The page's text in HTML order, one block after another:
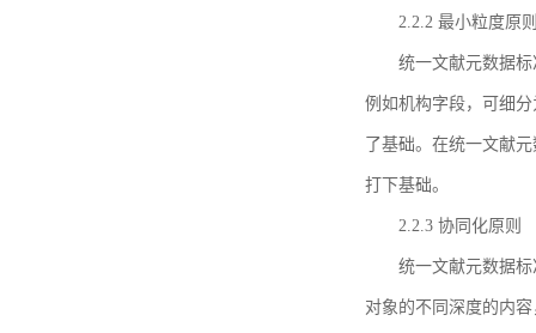
2.2.2 最小粒度原
统一文献元数据
例如机构字段，可细
了基础。在统一文献
打下基础。
2.2.3 协同化原则
统一文献元数据
对象的不同深度的内